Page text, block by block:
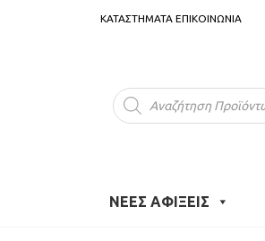
ΚΑΤΑΣΤΗΜΑΤΑ ΕΠΙΚΟΙΝΩΝΙΑ
Products
search
ΝΕΕΣ ΑΦΙΞΕΙΣ